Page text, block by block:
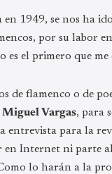
en 1949, se nos ha
por su labor
es el primero que
de flamenco o de
Miguel Vargas, para
entrevista para la
Internet ni parte
lo harán a la